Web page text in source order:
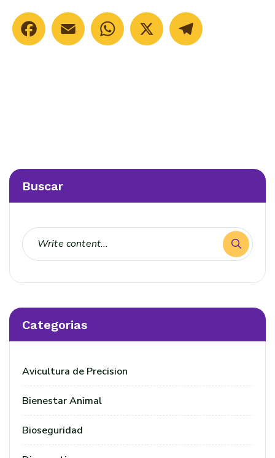
Facebook Email WhatsAppX
Buscar
Categorias
Avicultura de Precision
Bienestar Animal
Bioseguridad